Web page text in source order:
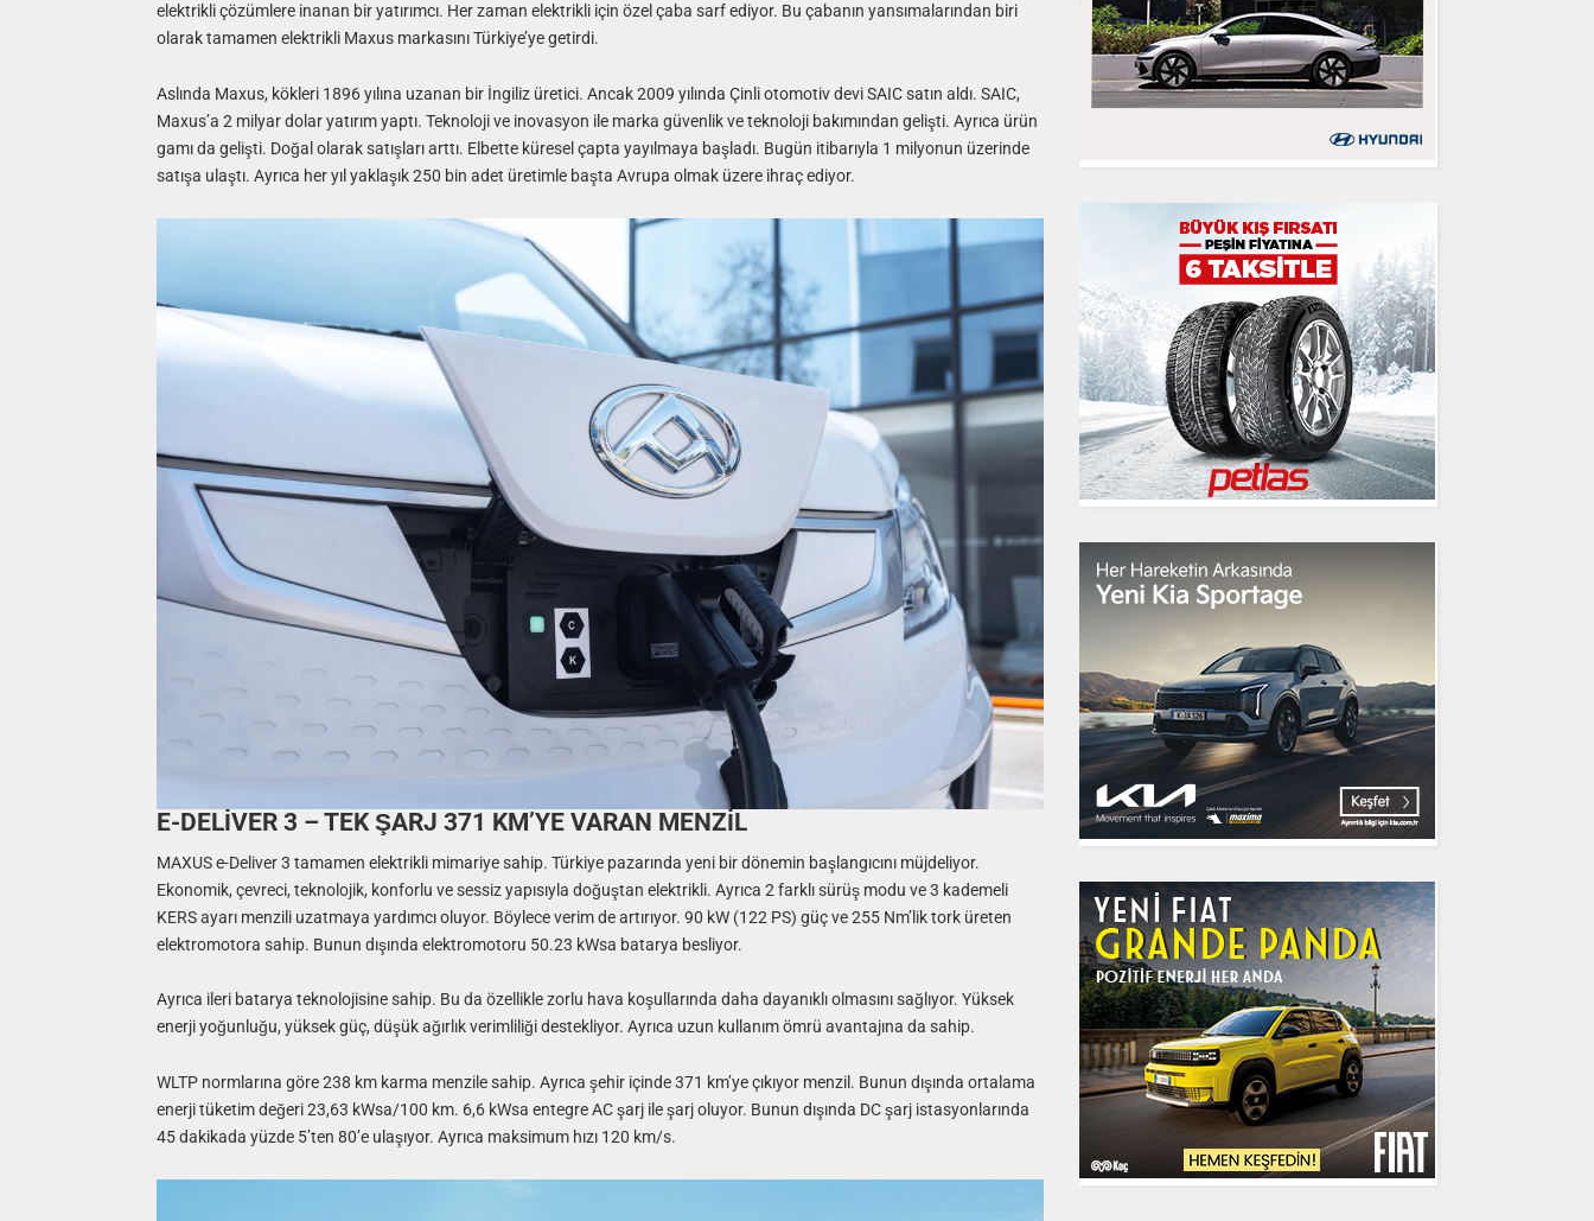
elektrikli çözümlere inanan bir yatırımcı. Her zaman elektrikli için özel çaba sarf ediyor. Bu çabanın yansımalarından biri
olarak tamamen elektrikli Maxus markasını Türkiye’ye getirdi.
Aslında Maxus, kökleri 1896 yılına uzanan bir İngiliz üretici. Ancak 2009 yılında Çinli otomotiv devi SAIC satın aldı. SAIC,
Maxus’a 2 milyar dolar yatırım yaptı. Teknoloji ve inovasyon ile marka güvenlik ve teknoloji bakımından gelişti. Ayrıca ürün
gamı da gelişti. Doğal olarak satışları arttı. Elbette küresel çapta yayılmaya başladı. Bugün itibarıyla 1 milyonun üzerinde
satışa ulaştı. Ayrıca her yıl yaklaşık 250 bin adet üretimle başta Avrupa olmak üzere ihraç ediyor.
E-DELİVER 3 – TEK ŞARJ 371 KM’YE VARAN MENZİL
MAXUS e-Deliver 3 tamamen elektrikli mimariye sahip. Türkiye pazarında yeni bir dönemin başlangıcını müjdeliyor.
Ekonomik, çevreci, teknolojik, konforlu ve sessiz yapısıyla doğuştan elektrikli. Ayrıca 2 farklı sürüş modu ve 3 kademeli
KERS ayarı menzili uzatmaya yardımcı oluyor. Böylece verim de artırıyor. 90 kW (122 PS) güç ve 255 Nm’lik tork üreten
elektromotora sahip. Bunun dışında elektromotoru 50.23 kWsa batarya besliyor.
Ayrıca ileri batarya teknolojisine sahip. Bu da özellikle zorlu hava koşullarında daha dayanıklı olmasını sağlıyor. Yüksek
enerji yoğunluğu, yüksek güç, düşük ağırlık verimliliği destekliyor. Ayrıca uzun kullanım ömrü avantajına da sahip.
WLTP normlarına göre 238 km karma menzile sahip. Ayrıca şehir içinde 371 km’ye çıkıyor menzil. Bunun dışında ortalama
enerji tüketim değeri 23,63 kWsa/100 km. 6,6 kWsa entegre AC şarj ile şarj oluyor. Bunun dışında DC şarj istasyonlarında
45 dakikada yüzde 5’ten 80’e ulaşıyor. Ayrıca maksimum hızı 120 km/s.